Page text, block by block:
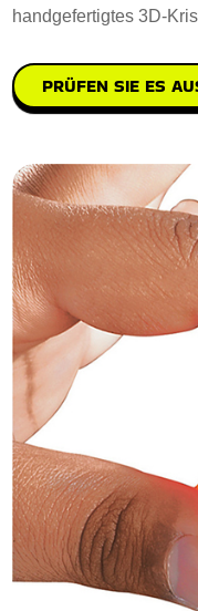
handgefertigtes 3D-
PRÜFEN SIE ES